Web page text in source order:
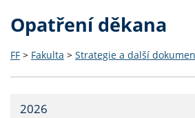
Opatření děkana
FF > Fakulta > Strategie a další
2026